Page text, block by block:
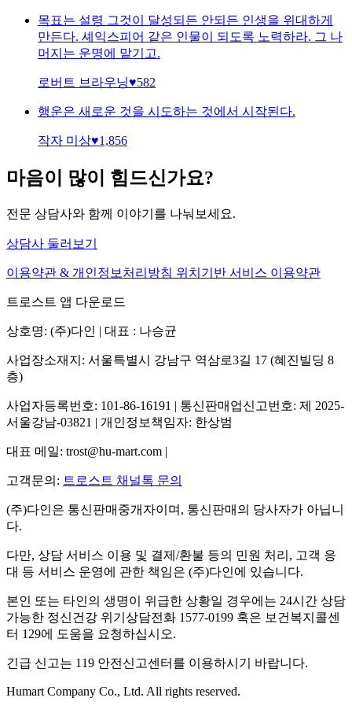
목표는 설령 그것이 달성되든 안되든 인생을 위대하게
만든다. 셰익스피어 같은 인물이 되도록 노력하라. 그 나
머지는 운명에 맡기고.
로버트 브라우닝♥582
행운은 새로운 것을 시도하는 것에서 시작된다.
작자 미상♥1,856
마음이 많이 힘드신가요?
전문 상담사와 함께 이야기를 나눠보세요.
상담사 둘러보기
이용약관 & 개인정보처리방침 위치기반 서비스 이용약관
트로스트 앱 다운로드
상호명: (주)다인 | 대표 : 나승균
사업장소재지: 서울특별시 강남구 역삼로3길 17 (혜진빌딩 8
층)
사업자등록번호: 101-86-16191 | 통신판매업신고번호: 제 2025-
서울강남-03821 | 개인정보책임자: 한상범
대표 메일: trost@hu-mart.com |
고객문의: 트로스트 채널톡 문의
(주)다인은 통신판매중개자이며, 통신판매의 당사자가 아닙니
다.
다만, 상담 서비스 이용 및 결제/환불 등의 민원 처리, 고객 응
대 등 서비스 운영에 관한 책임은 (주)다인에 있습니다.
본인 또는 타인의 생명이 위급한 상황일 경우에는 24시간 상담
가능한 정신건강 위기상담전화 1577-0199 혹은 보건복지콜센
터 129에 도움을 요청하십시오.
긴급 신고는 119 안전신고센터를 이용하시기 바랍니다.
Humart Company Co., Ltd. All rights reserved.